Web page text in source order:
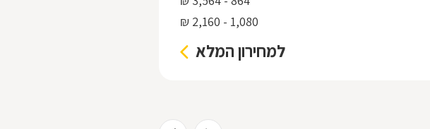
1,080 - 2,160 ₪
למחירון המלא